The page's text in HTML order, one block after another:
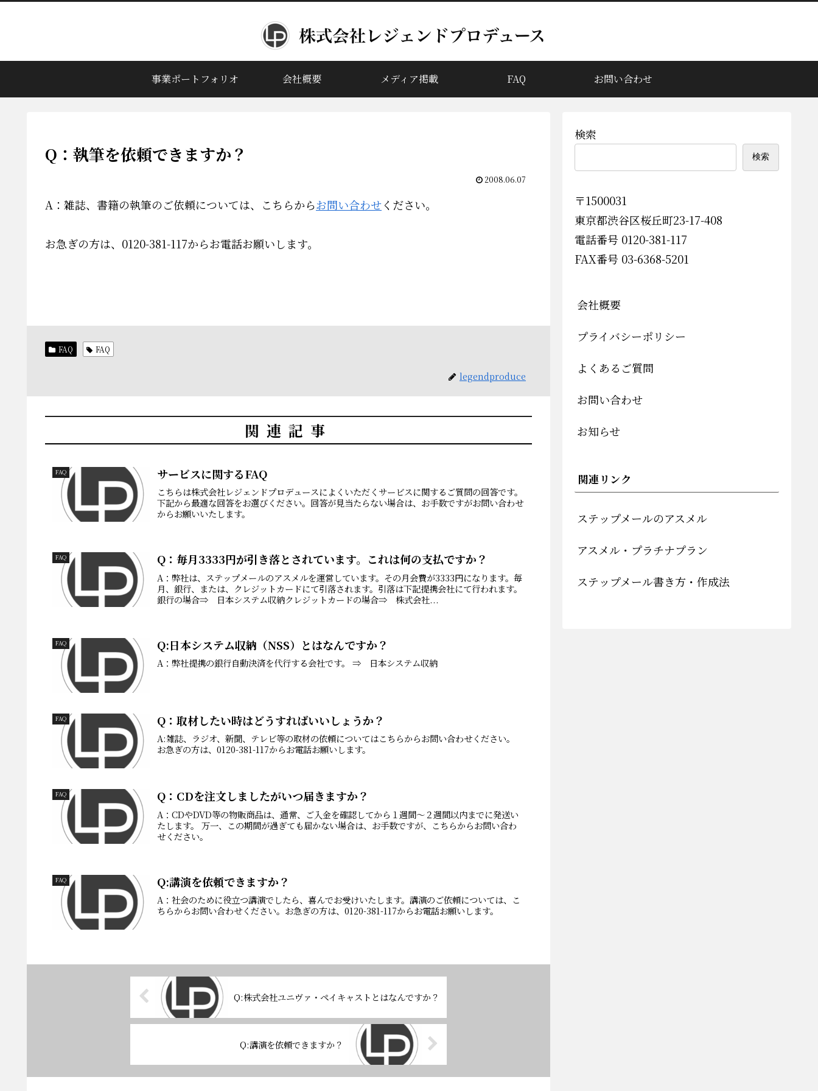
事業ポートフォリオ 会社概要 メディア掲載 FAQ お問い合わせ
Q：執筆を依頼できますか？
2008.06.07
A：雑誌、書籍の執筆のご依頼については、こちらからお問い合わせください。
お急ぎの方は、0120-381-117からお電話お願いします。
FAQ FAQ
legendproduce
関連記事
FAQ サービスに関するFAQ
こちらは株式会社レジェンドプロデュースによくいただくサービスに関するご質問の回答です。
下記から最適な回答をお選びください。回答が見当たらない場合は、お手数ですがお問い合わせ
からお願いいたします。
FAQ Q：毎月3333円が引き落とされています。これは何の支払ですか？
A：弊社は、ステップメールのアスメルを運営しています。その月会費が3333円になります。毎
月、銀行、または、クレジットカードにて引落されます。引落は下記提携会社にて行われます。
銀行の場合⇒ 日本システム収納クレジットカードの場合⇒ 株式会社...
FAQ Q:日本システム収納（NSS）とはなんですか？
A：弊社提携の銀行自動決済を代行する会社です。 ⇒ 日本システム収納
FAQ Q：取材したい時はどうすればいいしょうか？
A:雑誌、ラジオ、新聞、テレビ等の取材の依頼についてはこちらからお問い合わせください。
お急ぎの方は、0120-381-117からお電話お願いします。
FAQ Q：CDを注文しましたがいつ届きますか？
A：CDやDVD等の物販商品は、通常、ご入金を確認してから１週間～２週間以内までに発送い
たします。 万一、この期間が過ぎても届かない場合は、お手数ですが、こちらからお問い合わ
せください。
FAQ Q:講演を依頼できますか？
A：社会のために役立つ講演でしたら、喜んでお受けいたします。講演のご依頼については、こ
ちらからお問い合わせください。お急ぎの方は、0120-381-117からお電話お願いします。
Q:株式会社ユニヴァ・ペイキャストとはなんですか？
Q:講演を依頼できますか？
検索
検索
〒1500031
東京都渋谷区桜丘町23-17-408
電話番号 0120-381-117
FAX番号 03-6368-5201
会社概要
プライバシーポリシー
よくあるご質問
お問い合わせ
お知らせ
関連リンク
ステップメールのアスメル
アスメル・プラチナプラン
ステップメール書き方・作成法